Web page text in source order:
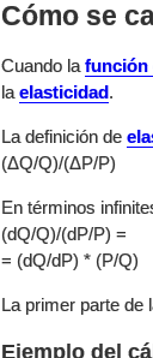
Cómo se
Cuando la función
la elasticidad.
La definición de
(ΔQ/Q)/(ΔP/P)
En términos
(dQ/Q)/(dP/P) =
= (dQ/dP) * (P/Q)
La primer parte de
Ejemplo del